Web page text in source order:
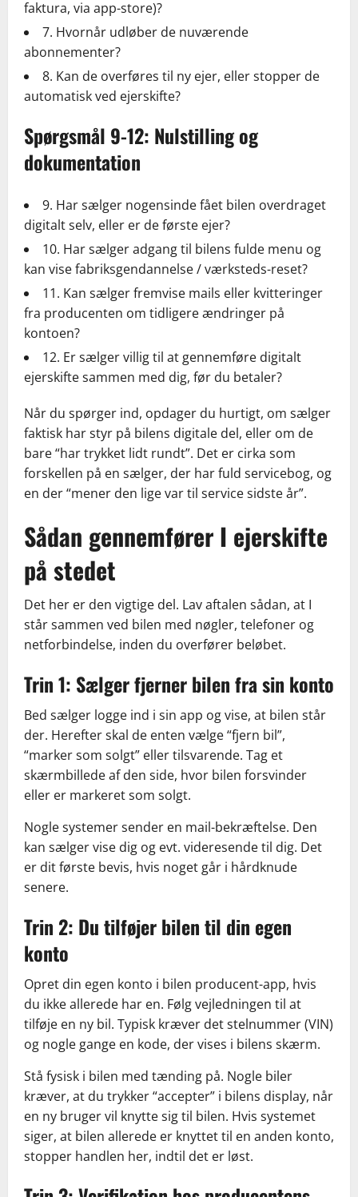
faktura, via app-store)?
7. Hvornår udløber de nuværende
abonnementer?
8. Kan de overføres til ny ejer, eller stopper de
automatisk ved ejerskifte?
Spørgsmål 9-12: Nulstilling og
dokumentation
9. Har sælger nogensinde fået bilen overdraget
digitalt selv, eller er de første ejer?
10. Har sælger adgang til bilens fulde menu og
kan vise fabriksgendannelse / værksteds-reset?
11. Kan sælger fremvise mails eller kvitteringer
fra producenten om tidligere ændringer på
kontoen?
12. Er sælger villig til at gennemføre digitalt
ejerskifte sammen med dig, før du betaler?
Når du spørger ind, opdager du hurtigt, om sælger
faktisk har styr på bilens digitale del, eller om de
bare “har trykket lidt rundt”. Det er cirka som
forskellen på en sælger, der har fuld servicebog, og
en der “mener den lige var til service sidste år”.
Sådan gennemfører I ejerskifte
på stedet
Det her er den vigtige del. Lav aftalen sådan, at I
står sammen ved bilen med nøgler, telefoner og
netforbindelse, inden du overfører beløbet.
Trin 1: Sælger fjerner bilen fra sin konto
Bed sælger logge ind i sin app og vise, at bilen står
der. Herefter skal de enten vælge “fjern bil”,
“marker som solgt” eller tilsvarende. Tag et
skærmbillede af den side, hvor bilen forsvinder
eller er markeret som solgt.
Nogle systemer sender en mail-bekræftelse. Den
kan sælger vise dig og evt. videresende til dig. Det
er dit første bevis, hvis noget går i hårdknude
senere.
Trin 2: Du tilføjer bilen til din egen
konto
Opret din egen konto i bilen producent-app, hvis
du ikke allerede har en. Følg vejledningen til at
tilføje en ny bil. Typisk kræver det stelnummer (VIN)
og nogle gange en kode, der vises i bilens skærm.
Stå fysisk i bilen med tænding på. Nogle biler
kræver, at du trykker “accepter” i bilens display, når
en ny bruger vil knytte sig til bilen. Hvis systemet
siger, at bilen allerede er knyttet til en anden konto,
stopper handlen her, indtil det er løst.